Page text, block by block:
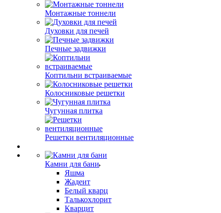
Монтажные тоннели
Духовки для печей
Печные задвижки
Коптильни встраиваемые
Колосниковые решетки
Чугунная плитка
Решетки вентиляционные
Камни для бани
Яшма
Жадеит
Белый кварц
Талькохлорит
Кварцит